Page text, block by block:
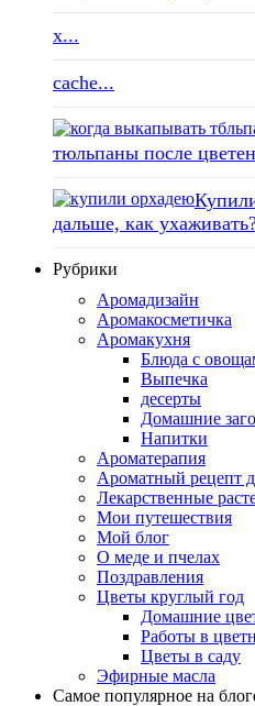
x...
cache...
тюльпаны после
дальше, как
Рубрики
Аромадизайн
Аромакосметичка
Аромакухня
Блюда с
Выпечка
десерты
Домашние
Напитки
Ароматерапия
Ароматный рецепт
Лекарственные
Мои путешествия
Мой блог
О меде и пчелах
Поздравления
Цветы круглый год
Домашние
Работы в
Цветы в саду
Эфирные масла
Самое популярное на